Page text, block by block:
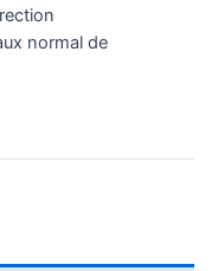
normal de